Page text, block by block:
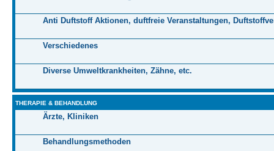
Anti Duftstoff Aktionen, duftfreie Veranstaltungen,
Verschiedenes
Diverse Umweltkrankheiten, Zähne, etc.
THERAPIE & BEHANDLUNG
Ärzte, Kliniken
Behandlungsmethoden